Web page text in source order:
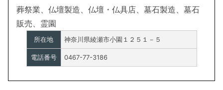
葬祭業、仏壇製造、仏壇・仏具店、墓石製造、墓石
販売、霊園
所在地 神奈川県綾瀬市小園１２５１－５
電話番号 0467-77-3186